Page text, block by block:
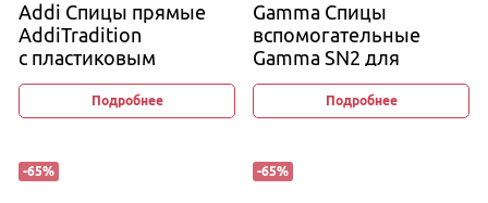
Addi Спицы прямые
AddiTradition
с пластиковым
наконечником, 2 шт
Подробнее
Gamma Спицы
вспомогательные
Gamma SN2 для
вязания кос и жгутов
2,5 мм и 4 мм, 11−12 см
Подробнее
-65% -65%